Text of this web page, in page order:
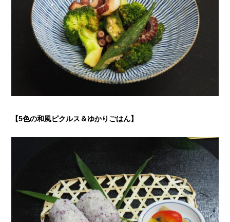
【5色の和風ピクルス＆ゆかりごはん】